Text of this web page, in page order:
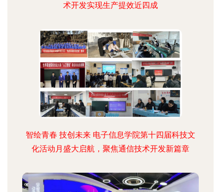
术开发实现生产提效近四成
智绘青春 技创未来 电子信息学院第十四届科技文
化活动月盛大启航，聚焦通信技术开发新篇章